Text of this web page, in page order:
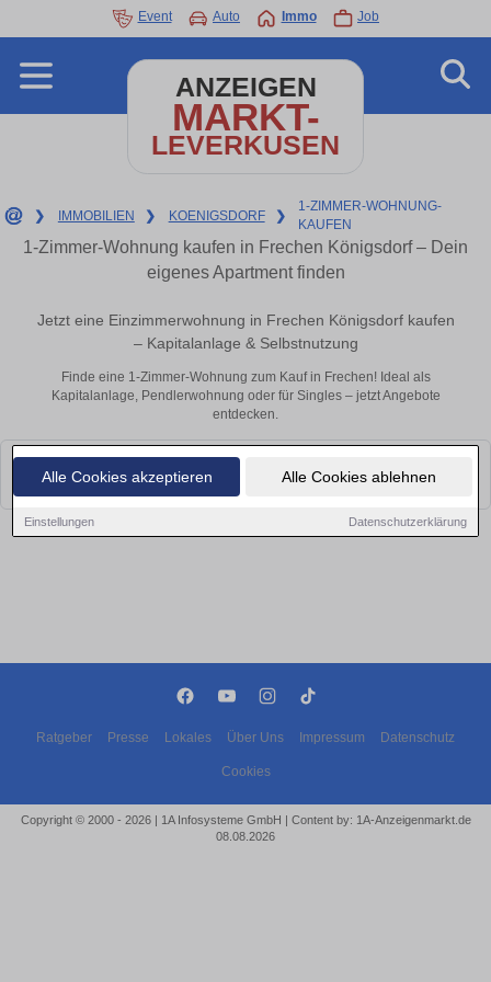
Alle Cookies akzeptieren Alle Cookies ablehnen
Einstellungen Datenschutzerklärung
Event Auto Immo Job
ANZEIGEN
MARKT-
LEVERKUSEN
❯ IMMOBILIEN ❯ KOENIGSDORF ❯
1-ZIMMER-WOHNUNG-
KAUFEN
1-Zimmer-Wohnung kaufen in Frechen Königsdorf – Dein
eigenes Apartment finden
Jetzt eine Einzimmerwohnung in Frechen Königsdorf kaufen
– Kapitalanlage & Selbstnutzung
Finde eine 1-Zimmer-Wohnung zum Kauf in Frechen! Ideal als
Kapitalanlage, Pendlerwohnung oder für Singles – jetzt Angebote
entdecken.
Leider konnten wir derzeit keine passenden Objekte finden. Schauen Sie
bald wieder vorbei!
Ratgeber Presse Lokales Über Uns Impressum Datenschutz
Cookies
Copyright © 2000 - 2026 | 1A Infosysteme GmbH | Content by: 1A-Anzeigenmarkt.de
08.08.2026